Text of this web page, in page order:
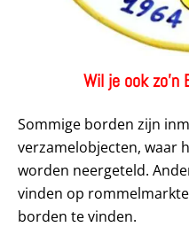
Wil je ook zo’n
Sommige borden zijn
verzamelobjecten, waar
worden neergeteld.
vinden op
borden te vinden.